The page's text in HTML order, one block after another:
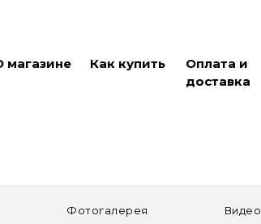
магазине Как купить
Оплата и
доставка
Фотогалерея Видео